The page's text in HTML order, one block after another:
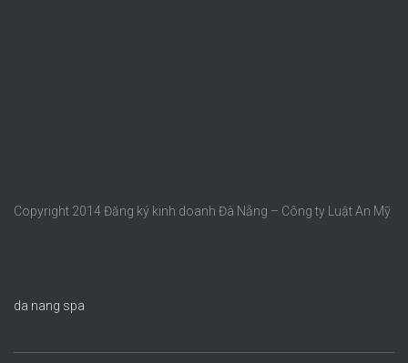
Copyright 2014 Đăng ký kinh doanh Đà Nẵng – Công ty Luật An Mỹ
da nang spa